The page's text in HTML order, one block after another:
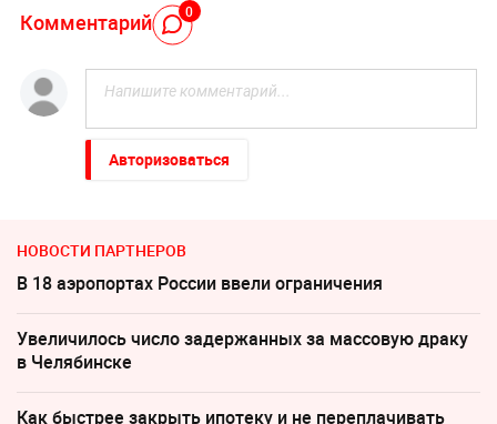
Комментарий 0
Авторизоваться
НОВОСТИ ПАРТНЕРОВ
В 18 аэропортах России ввели ограничения
Увеличилось число задержанных за массовую драку
в Челябинске
Как быстрее закрыть ипотеку и не переплачивать